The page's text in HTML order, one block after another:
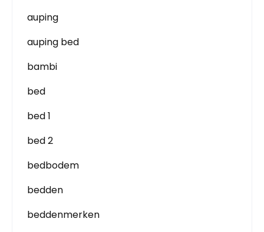
auping
auping bed
bambi
bed
bed 1
bed 2
bedbodem
bedden
beddenmerken